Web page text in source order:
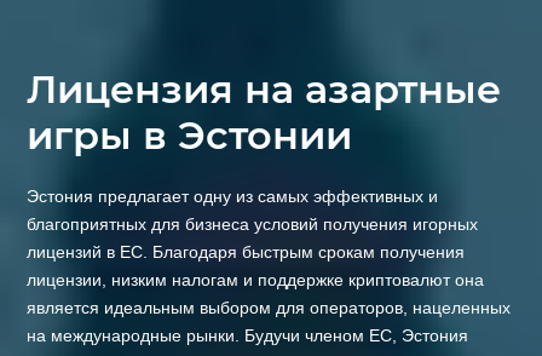
Лицензия на азартные
игры в Эстонии
Эстония предлагает одну из самых эффективных и
благоприятных для бизнеса условий получения игорных
лицензий в ЕС. Благодаря быстрым срокам получения
лицензии, низким налогам и поддержке криптовалют она
является идеальным выбором для операторов, нацеленных
на международные рынки. Будучи членом ЕС, Эстония